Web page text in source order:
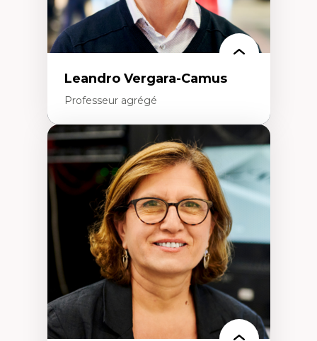
Leandro Vergara-Camus
Professeur agrégé
Expertises
Amérique latine
Théories du développement et
développement alternatif
Théories de l’État
Développement durable
Économie politique
Théories marxistes
Mouvements sociaux
Transition énergétique
Énergies renouvelables